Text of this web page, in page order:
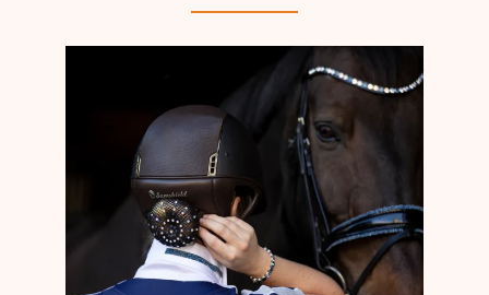
SHOWROOM